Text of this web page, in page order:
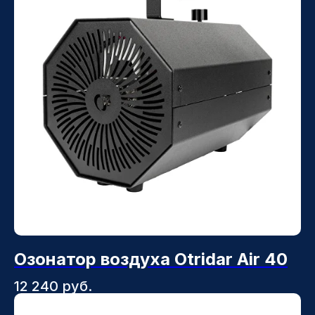
Озонатор воздуха Otridar Air 40
12 240 руб.